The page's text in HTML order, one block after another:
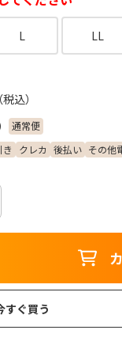
L LL
（税込）
通常便
クレカ 後払い その他
すぐ買う